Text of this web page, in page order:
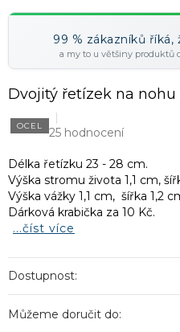
99 % zákazníků říká,
a my to u většiny produktů
Dvojitý řetízek na nohu
OCEL 25 hodnocení
Délka řetízku 23 - 28 cm.
Výška stromu života 1,1 cm,
Výška vážky 1,1 cm, šířka 1,2
Dárková krabička za 10 Kč.
...číst více
Dostupnost:
Můžeme doručit do: